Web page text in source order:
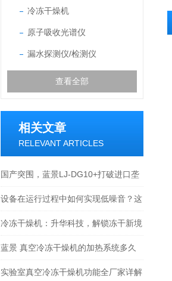
冷冻干燥机
原子吸收光谱仪
漏水探测仪/检测仪
查看全部
相关文章
RELEVANT ARTICLES
国产突围，蓝景LJ-DG10+打破进口垄
断新格局
设备在运行过程中如何实现低噪音？这
对实验室环境有何意义？
冷冻干燥机：升华科技，解锁冻干新境
界
蓝景 真空冷冻干燥机的加热系统多久
需要维护一次？
实验室真空冷冻干燥机功能全厂家详解